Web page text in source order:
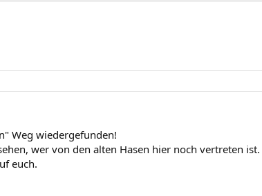
Weg wiedergefunden!
wer von den alten Hasen hier noch vertreten ist.
euch.